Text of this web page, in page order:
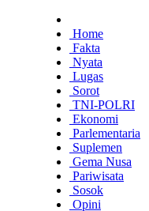
Home
Fakta
Nyata
Lugas
Sorot
TNI-POLRI
Ekonomi
Parlementaria
Suplemen
Gema Nusa
Pariwisata
Sosok
Opini